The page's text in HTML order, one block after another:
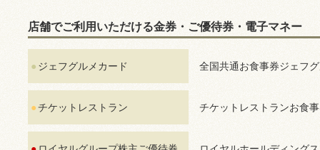
店舗でご利用いただける金券・ご優待券・電子マネー
ジェフグルメカード 全国共通お食事券ジェフ
チケットレストラン チケットレストランお食